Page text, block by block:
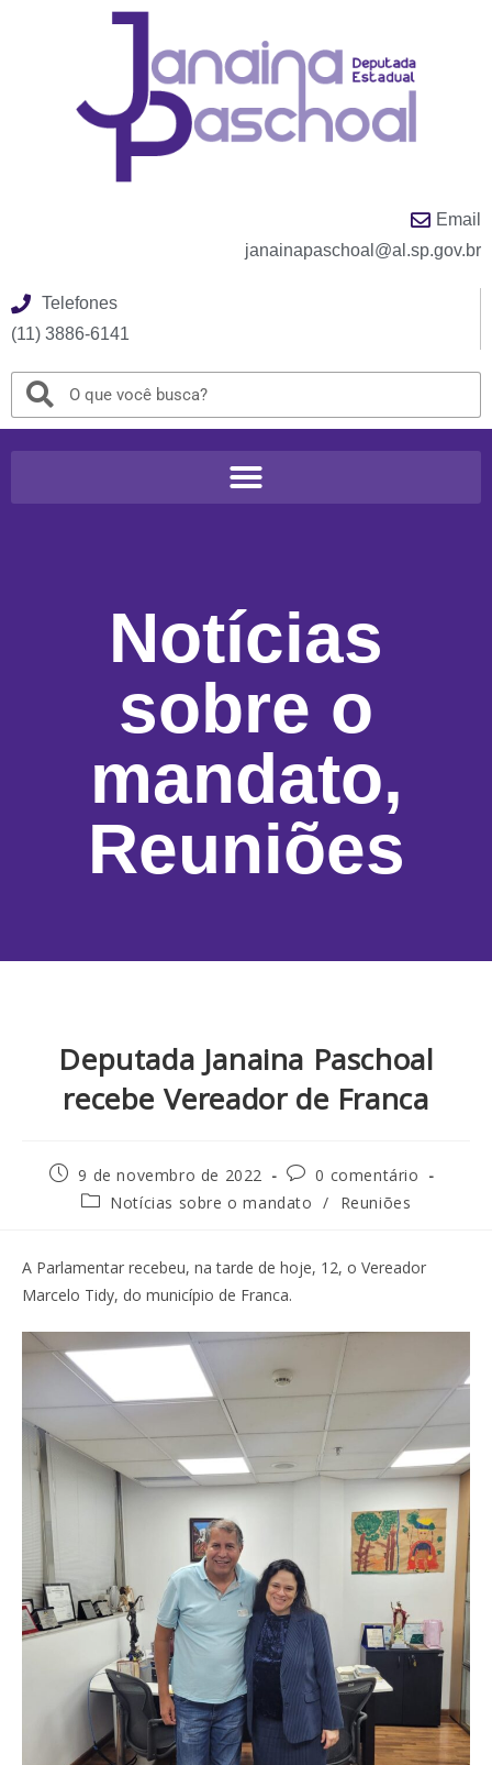
Email
janainapaschoal@al.sp.gov.br
Telefones
(11) 3886-6141
Notícias
sobre o
mandato,
Reuniões
Deputada Janaina Paschoal
recebe Vereador de Franca
9 de novembro de 2022
0 comentário
Notícias sobre o mandato / Reuniões
A Parlamentar recebeu, na tarde de hoje, 12, o Vereador
Marcelo Tidy, do município de Franca.